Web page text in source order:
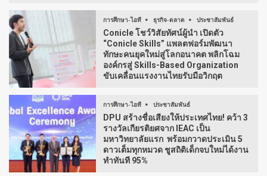
การศึกษา-ไอที ธุรกิจ-ตลาด ประชาสัมพันธ์
Conicle โชว์วิสัยทัศน์ผู้นำ เปิดตัว
“Conicle Skills” แพลตฟอร์มพัฒนา
ทักษะคนยุคใหม่สู่โลกอนาคต พลิกโฉม
องค์กรสู่ Skills-Based Organization
ขับเคลื่อนแรงงานไทยรับมือวิกฤต
การศึกษา-ไอที ประชาสัมพันธ์
DPU สร้างชื่อเสียงให้ประเทศไทย! คว้า 3
รางวัลเกียรติยศจาก IEAC เป็น
มหาวิทยาลัยแรก พร้อมกวาดประเมิน 5
ดาวเต็มทุกหมวด ชูสถิติเด็กจบใหม่ได้งาน
ทำทันที 95%